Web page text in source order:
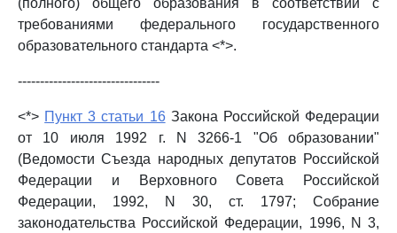
(полного) общего образования в соответствии с
требованиями федерального государственного
образовательного стандарта <*>.
--------------------------------
<*> Пункт 3 статьи 16Закона Российской Федерации
от 10 июля 1992 г. N 3266-1 "Об образовании"
(Ведомости Съезда народных депутатов Российской
Федерации и Верховного Совета Российской
Федерации, 1992, N 30, ст. 1797; Собрание
законодательства Российской Федерации, 1996, N 3,